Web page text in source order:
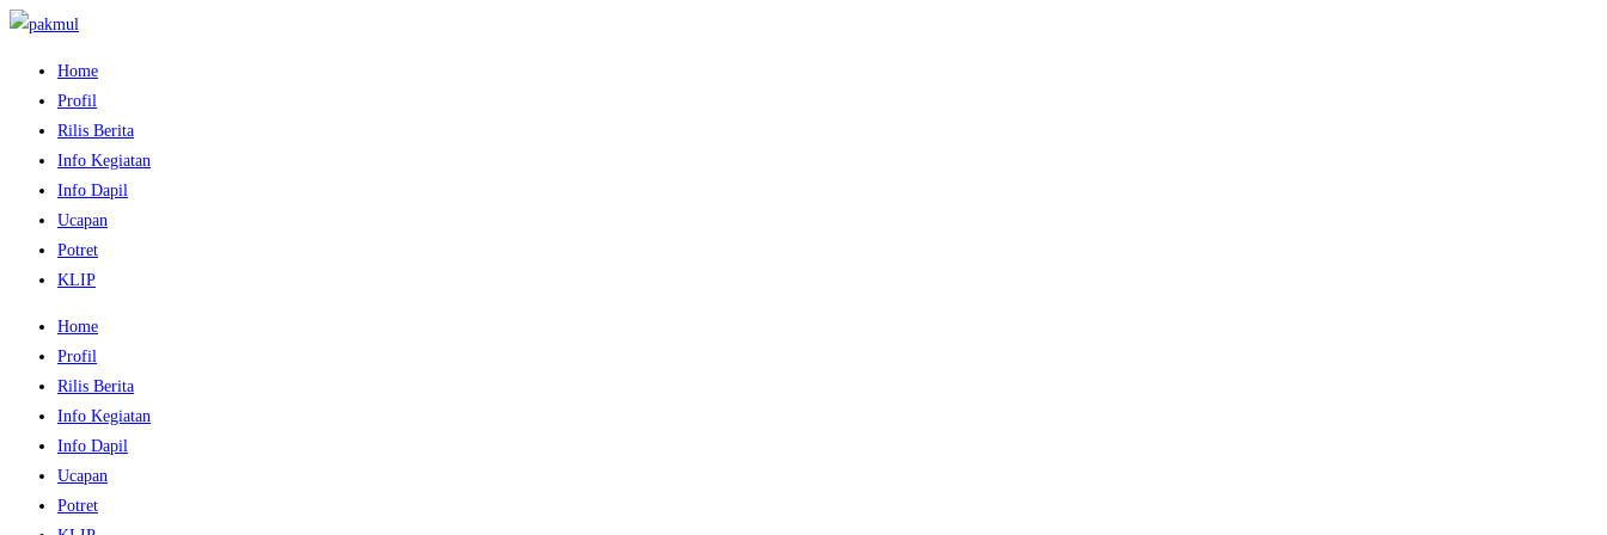
Home
Profil
Rilis Berita
Info Kegiatan
Info Dapil
Ucapan
Potret
KLIP
Home
Profil
Rilis Berita
Info Kegiatan
Info Dapil
Ucapan
Potret